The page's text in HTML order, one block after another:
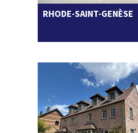
RHODE-SAINT-GENÈSE